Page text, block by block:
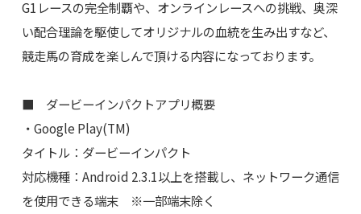
G1レースの完全制覇や、オンラインレースへの挑戦、奥深
い配合理論を駆使してオリジナルの血統を生み出すなど、
競走馬の育成を楽しんで頂ける内容になっております。
■ ダービーインパクトアプリ概要
・Google Play(TM)
タイトル：ダービーインパクト
対応機種：Android 2.3.1以上を搭載し、ネットワーク通信
を使用できる端末 ※一部端末除く